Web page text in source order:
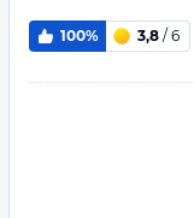
100% 3,8 / 6